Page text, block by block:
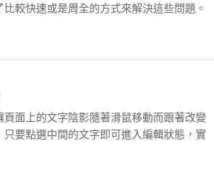
較快速或是周全的方式來解決這些問題。
面上的文字陰影隨著滑鼠移動而跟著改變
要點選中間的文字即可進入編輯狀態，實